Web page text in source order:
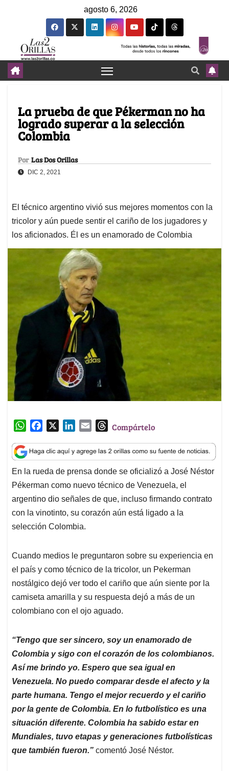
agosto 6, 2026
La prueba de que Pékerman no ha
logrado superar a la selección
Colombia
Por Las Dos Orillas
DIC 2, 2021
El técnico argentino vivió sus mejores momentos con la
tricolor y aún puede sentir el cariño de los jugadores y
los aficionados. Él es un enamorado de Colombia
W
a
t
s
A
p
p
c
e
b
o
o
k
n
k
e
d
I
n
a
i
l
T
r
e
a
d
s
Compártelo
En la rueda de prensa donde se oficializó a José Néstor
Pékerman como nuevo técnico de Venezuela, el
argentino dio señales de que, incluso firmando contrato
con la vinotinto, su corazón aún está ligado a la
selección Colombia.
Cuando medios le preguntaron sobre su experiencia en
el país y como técnico de la tricolor, un Pekerman
nostálgico dejó ver todo el cariño que aún siente por la
camiseta amarilla y su respuesta dejó a más de un
colombiano con el ojo aguado.
“Tengo que ser sincero, soy un enamorado de
Colombia y sigo con el corazón de los colombianos.
Así me brindo yo. Espero que sea igual en
Venezuela. No puedo comparar desde el afecto y la
parte humana. Tengo el mejor recuerdo y el cariño
por la gente de Colombia. En lo futbolístico es una
situación diferente. Colombia ha sabido estar en
Mundiales, tuvo etapas y generaciones futbolísticas
que también fueron.” comentó José Néstor.